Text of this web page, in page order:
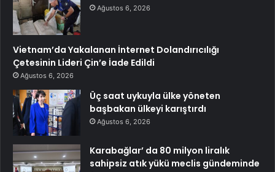
Ağustos 6, 2026
Vietnam’da Yakalanan İnternet Dolandırıcılığı
Çetesinin Lideri Çin’e İade Edildi
Ağustos 6, 2026
Üç saat uykuyla ülke yöneten
başbakan ülkeyi karıştırdı
Ağustos 6, 2026
Karabağlar’ da 80 milyon liralık
sahipsiz atık yükü meclis gündeminde